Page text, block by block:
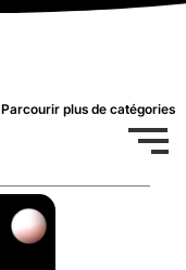
Parcourir plus de catégories